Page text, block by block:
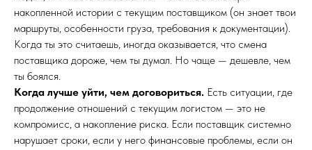
накопленной истории с текущим поставщиком (он знает твои
маршруты, особенности груза, требования к документации).
Когда ты это считаешь, иногда оказывается, что смена
поставщика дороже, чем ты думал. Но чаще — дешевле, чем
ты боялся.
Когда лучше уйти, чем договориться. Есть ситуации, где
продолжение отношений с текущим логистом — это не
компромисс, а накопление риска. Если поставщик системно
нарушает сроки, если у него финансовые проблемы, если он